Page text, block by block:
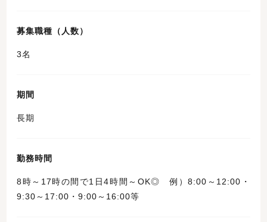
募集職種（人数）
3名
期間
長期
勤務時間
8時～17時の間で1日4時間～OK◎ 例）8:00～12:00・
9:30～17:00・9:00～16:00等